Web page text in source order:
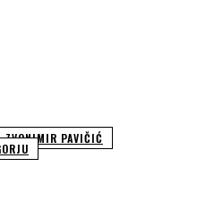
ZVONIMIR PAVIČIĆ